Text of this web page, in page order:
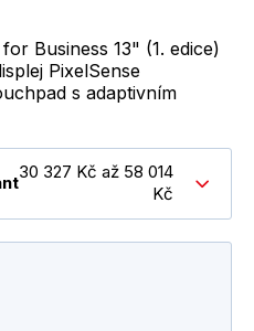
Business 13" (1. edice)
PixelSense
s adaptivním
30 327 Kč až 58 014
Kč